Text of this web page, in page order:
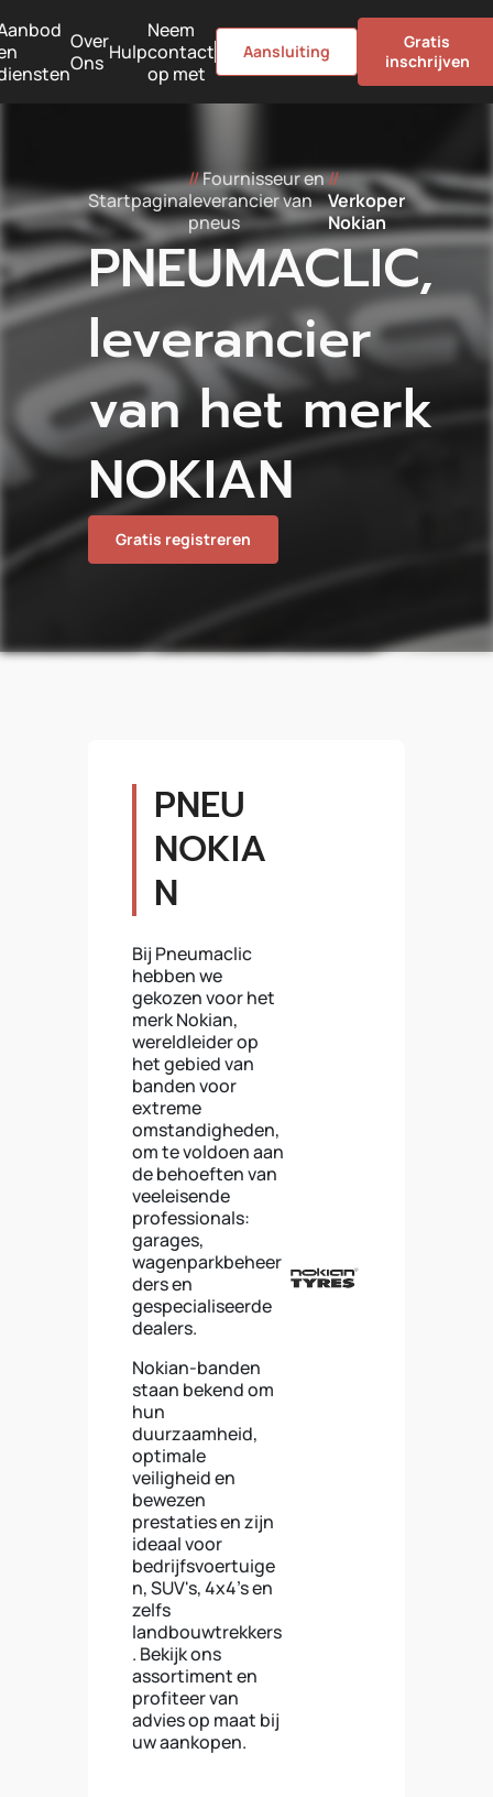
Over
Ons Hulp
Neem
contact
op met
Aansluiting
Gratis
inschrijven
Startpagina
//Fournisseur en
leverancier van
pneus
//
Verkoper
Nokian
PNEUMACLIC,
leverancier
van het merk
NOKIAN
Gratis registreren
PNEU
NOKIA
N
Bij Pneumaclic
hebben we
gekozen voor het
merk Nokian,
wereldleider op
het gebied van
banden voor
extreme
omstandigheden,
om te voldoen aan
de behoeften van
veeleisende
professionals:
garages,
wagenparkbeheer
ders en
gespecialiseerde
dealers.
Nokian-banden
staan bekend om
hun
duurzaamheid,
optimale
veiligheid en
bewezen
prestaties en zijn
ideaal voor
bedrijfsvoertuige
n, SUV's, 4x4's en
zelfs
landbouwtrekkers
. Bekijk ons
assortiment en
profiteer van
advies op maat bij
uw aankopen.